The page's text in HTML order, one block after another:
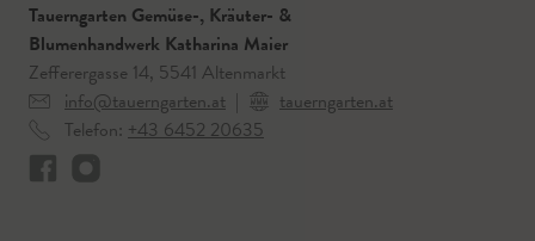
Tauerngarten Gemüse-, Kräuter- &
Blumenhandwerk Katharina Maier
Zefferergasse 14, 5541 Altenmarkt
info@tauerngarten.at |
tauerngarten.at
Telefon: +43 6452 20635